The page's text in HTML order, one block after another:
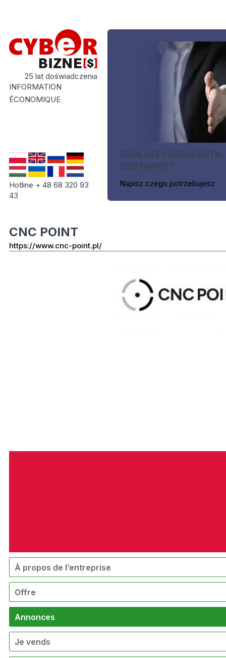
25 lat doświadczenia
INFORMATION
ÉCONOMIQUE
Hotline + 48 68 320 93
43
SZUKASZ PRODUCENTA,
DOSTAWCY?
Napisz czego potrzebujesz
CNC POINT
https://www.cnc-point.pl/
À propos de l’entreprise
Offre
Annonces
Je vends